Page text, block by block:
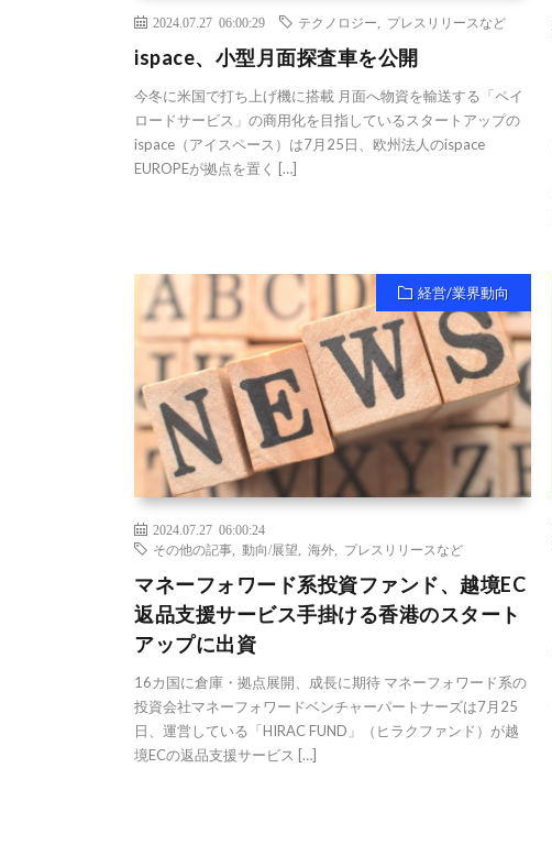
2024.07.27 06:00:29 テクノロジー プレスリリースなど
ispace、小型月面探査車を公開
今冬に米国で打ち上げ機に搭載 月面へ物資を輸送する「ペイ
ロードサービス」の商用化を目指しているスタートアップの
ispace（アイスペース）は7月25日、欧州法人のispace
EUROPEが拠点を置く […]
経営/業界動向
2024.07.27 06:00:24
その他の記事
動向/展望 海外 プレスリリースなど
マネーフォワード系投資ファンド、越境EC
返品支援サービス手掛ける香港のスタート
アップに出資
16カ国に倉庫・拠点展開、成長に期待 マネーフォワード系の
投資会社マネーフォワードベンチャーパートナーズは7月25
日、運営している「HIRAC FUND」（ヒラクファンド）が越
境ECの返品支援サービス […]